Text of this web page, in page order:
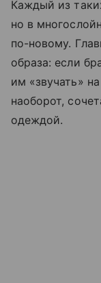
Каждый из
но в
по-новому.
образа: если
им «звучать»
наоборот,
одеждой.